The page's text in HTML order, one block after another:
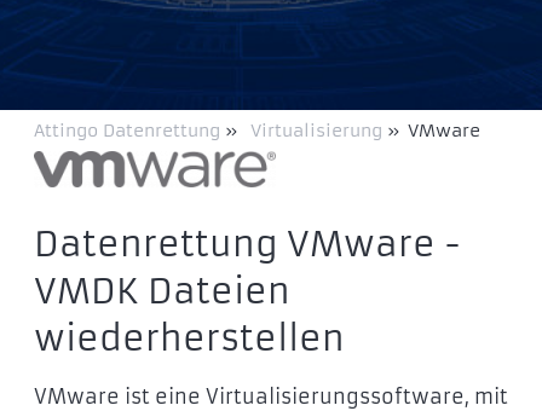
Attingo Datenrettung » Virtualisierung » VMware
Datenrettung VMware -
VMDK Dateien
wiederherstellen
VMware ist eine Virtualisierungssoftware, mit